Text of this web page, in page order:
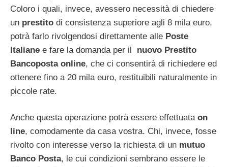
Coloro i quali, invece, avessero necessità di chiedere
un prestito di consistenza superiore agli 8 mila euro,
potrà farlo rivolgendosi direttamente alle Poste
Italiane e fare la domanda per il nuovo Prestito
Bancoposta online, che ci consentirà di richiedere ed
ottenere fino a 20 mila euro, restituibili naturalmente in
piccole rate.
Anche questa operazione potrà essere effettuata on
line, comodamente da casa vostra. Chi, invece, fosse
rivolto con interesse verso la richiesta di un mutuo
Banco Posta, le cui condizioni sembrano essere le